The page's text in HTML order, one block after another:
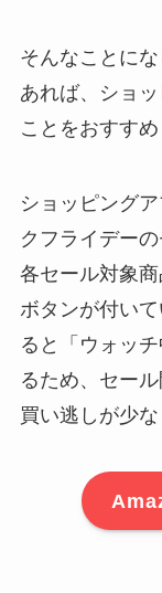
そんなことに
あれば、ショ
ことをおすすめ
ショッピング
クフライデー
各セール対象
ボタンが付い
ると「ウォッ
るため、セー
買い逃しが少